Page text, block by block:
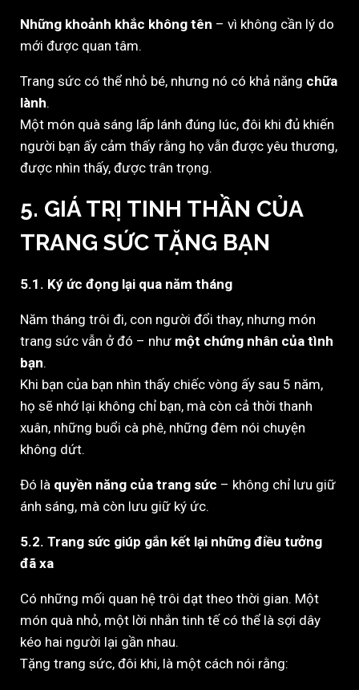
Những khoảnh khắc không tên – vì không cần lý do
mới được quan tâm.
Trang sức có thể nhỏ bé, nhưng nó có khả năng chữa
lành.
Một món quà sáng lấp lánh đúng lúc, đôi khi đủ khiến
người bạn ấy cảm thấy rằng họ vẫn được yêu thương,
được nhìn thấy, được trân trọng.
5. GIÁ TRỊ TINH THẦN CỦA
TRANG SỨC TẶNG BẠN
5.1. Ký ức đọng lại qua năm tháng
Năm tháng trôi đi, con người đổi thay, nhưng món
trang sức vẫn ở đó – như một chứng nhân của tình
bạn.
Khi bạn của bạn nhìn thấy chiếc vòng ấy sau 5 năm,
họ sẽ nhớ lại không chỉ bạn, mà còn cả thời thanh
xuân, những buổi cà phê, những đêm nói chuyện
không dứt.
Đó là quyền năng của trang sức – không chỉ lưu giữ
ánh sáng, mà còn lưu giữ ký ức.
5.2. Trang sức giúp gắn kết lại những điều tưởng
đã xa
Có những mối quan hệ trôi dạt theo thời gian. Một
món quà nhỏ, một lời nhắn tinh tế có thể là sợi dây
kéo hai người lại gần nhau.
Tặng trang sức, đôi khi, là một cách nói rằng: